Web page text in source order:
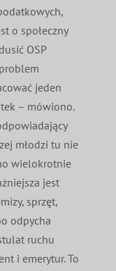
o społeczny
OSP
jeden
– mówiono.
młodzi tu nie
wielokrotnie
jest
sprzęt,
odpycha
ruchu
i emerytur. To